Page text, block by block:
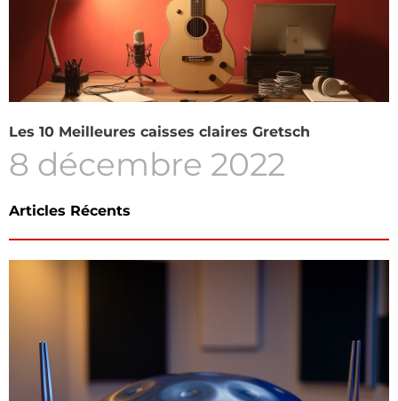
Les 10 Meilleures caisses claires Gretsch
8 décembre 2022
Articles Récents
Page
Page
Page
Page